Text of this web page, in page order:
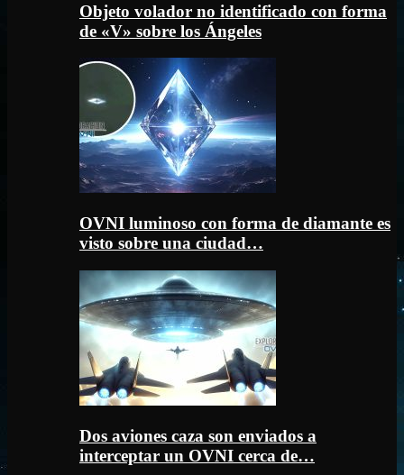
Objeto volador no identificado con forma
de «V» sobre los Ángeles
OVNI luminoso con forma de diamante es
visto sobre una ciudad…
Dos aviones caza son enviados a
interceptar un OVNI cerca de…